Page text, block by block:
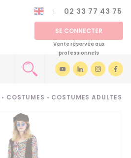
02 33 77 43 75
SE CONNECTER
Vente réservée aux
professionnels
• COSTUMES • COSTUMES ADULTES